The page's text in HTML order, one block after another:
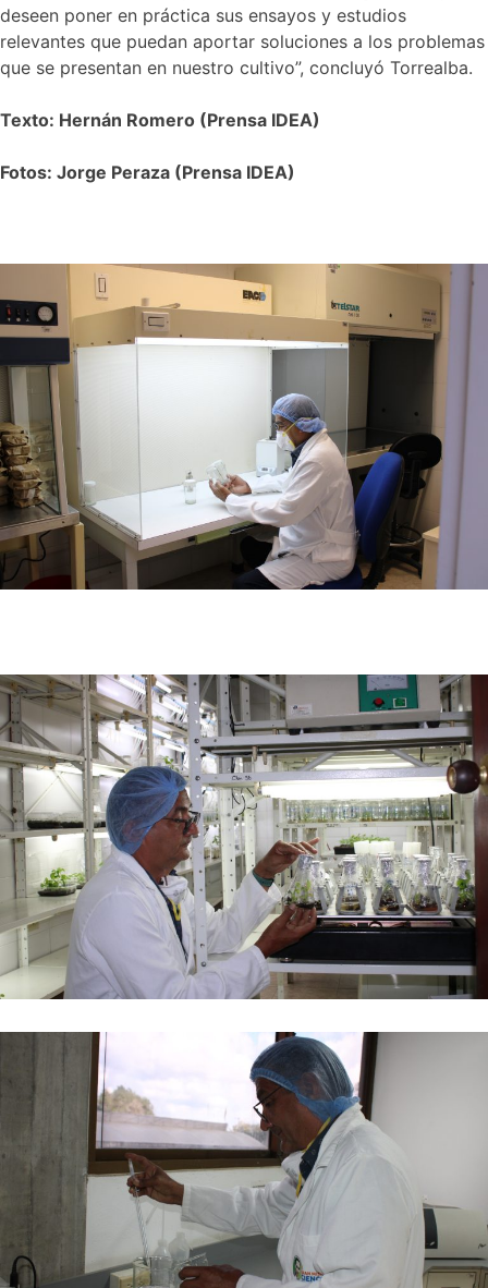
deseen poner en práctica sus ensayos y estudios
relevantes que puedan aportar soluciones a los problemas
que se presentan en nuestro cultivo”, concluyó Torrealba.
Texto: Hernán Romero (Prensa IDEA)
Fotos: Jorge Peraza (Prensa IDEA)